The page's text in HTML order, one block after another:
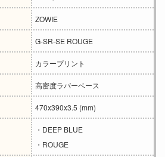
ZOWIE
G-SR-SE ROUGE
カラープリント
高密度ラバーベース
470x390x3.5 (mm)
・DEEP BLUE
・ROUGE